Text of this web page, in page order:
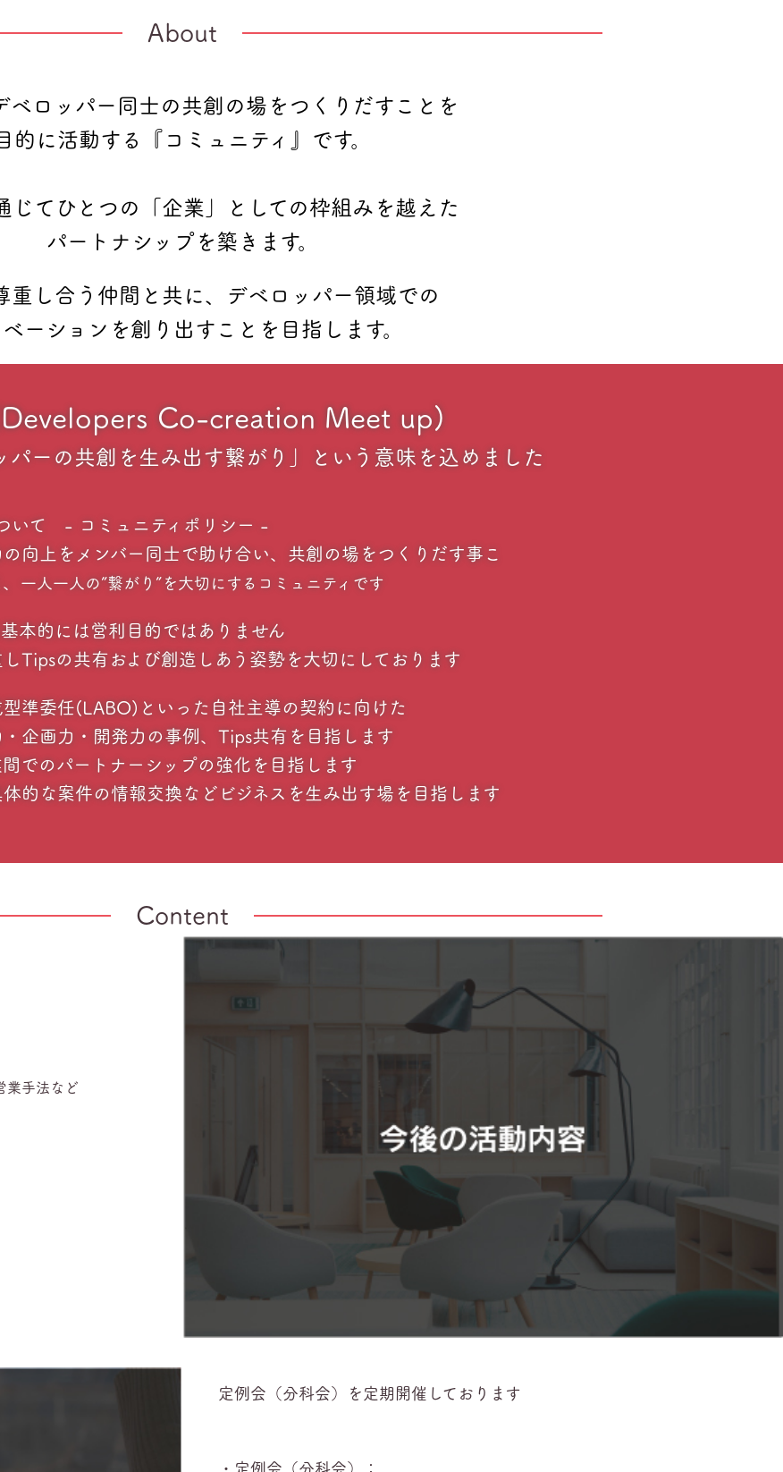
About
ベロッパー同士の共創の場をつくりだすことを
的に活動する『コミュニティ』です。
じてひとつの「企業」としての枠組みを越えた
パートナシップを築きます。
重し合う仲間と共に、デベロッパー領域での
ベーションを創り出すことを目指します。
Co-creation Meet up)
パーの共創を生み出す繋がり」という意味を込めました
いて - コミュニティポリシー -
の向上をメンバー同士で助け合い、共創の場をつくりだす事こ
一人一人の”繋がり”を大切にするコミュニティです
本的には営利目的ではありません
Tipsの共有および創造しあう姿勢を大切にしております
型準委任(LABO)といった自社主導の契約に向けた
企画力・開発力の事例、Tips共有を目指します
間でのパートナーシップの強化を目指します
体的な案件の情報交換などビジネスを生み出す場を目指します
Content
業手法など
定例会（分科会）を定期開催しております
・定例会（分科会）：